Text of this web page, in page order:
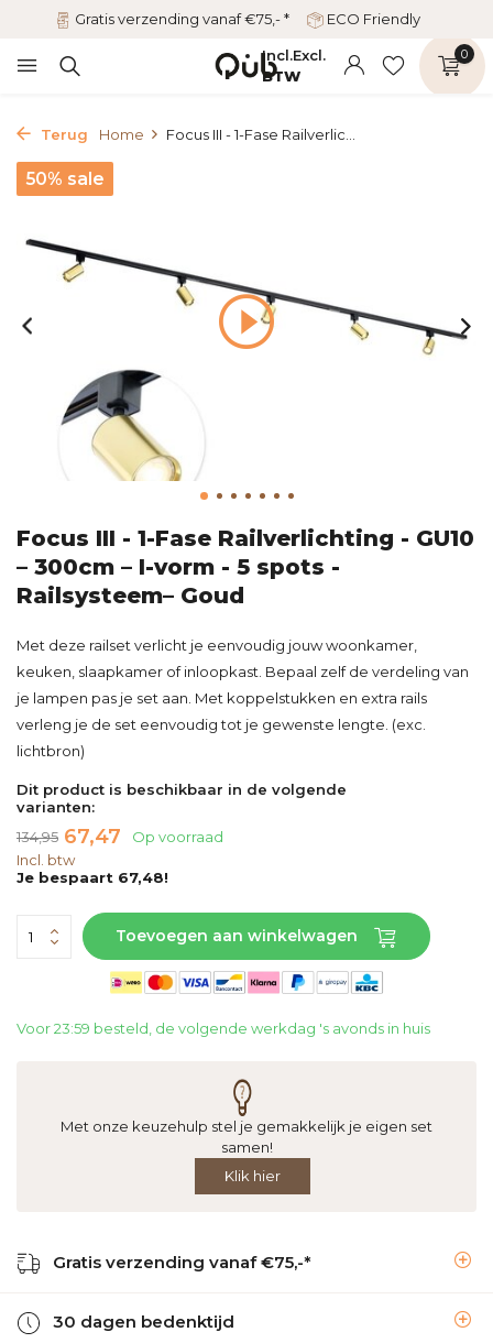
Gratis verzending vanaf €75,- * ECO Friendly
Incl.Excl.
BTW
0
Terug Home Focus III - 1-Fase Railverlic...
50% sale
Focus III - 1-Fase Railverlichting - GU10
– 300cm – I-vorm - 5 spots -
Railsysteem– Goud
Met deze railset verlicht je eenvoudig jouw woonkamer,
keuken, slaapkamer of inloopkast. Bepaal zelf de verdeling van
je lampen pas je set aan. Met koppelstukken en extra rails
verleng je de set eenvoudig tot je gewenste lengte. (exc.
lichtbron)
Dit product is beschikbaar in de volgende
varianten:
134,95 67,47
Op voorraad
Incl. btw
Je bespaart 67,48!
Toevoegen aan winkelwagen
Voor 23:59 besteld, de volgende werkdag 's avonds in huis
Met onze keuzehulp stel je gemakkelijk je eigen set
samen!
Klik hier
Gratis verzending vanaf €75,-*
30 dagen bedenktijd